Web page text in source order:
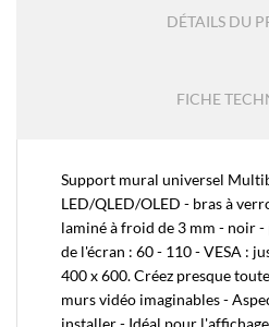
DÉTAILS DU
FICHE
Support mural universel
LED/QLED/OLED - bras à
laminé à froid de 3 mm - noir
de l'écran : 60 - 110 - VESA :
400 x 600. Créez presque
murs vidéo imaginables -
installer - Idéal pour